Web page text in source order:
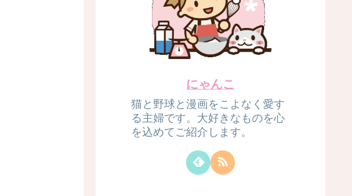
にゃんこ
猫と野球と漫画をこよなく愛す
る主婦です。大好きなものを心
を込めてご紹介します。